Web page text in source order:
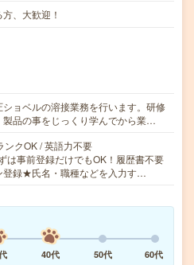
、大歓迎！
ョベルの溶接業務を行います。研修
製品の事をじっくり学んでから業…
ンクOK / 英語力不要
は事前登録だけでもOK！履歴書不要
登録★氏名・職種などを入力す…
40代 50代 60代